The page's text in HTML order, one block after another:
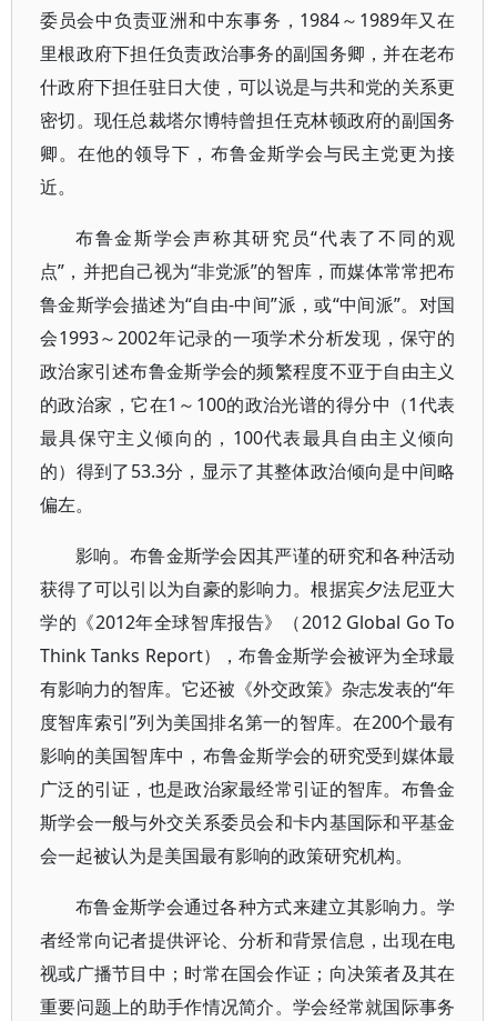
委员会中负责亚洲和中东事务，1984～1989年又在
里根政府下担任负责政治事务的副国务卿，并在老布
什政府下担任驻日大使，可以说是与共和党的关系更
密切。现任总裁塔尔博特曾担任克林顿政府的副国务
卿。在他的领导下，布鲁金斯学会与民主党更为接
近。
布鲁金斯学会声称其研究员“代表了不同的观
点”，并把自己视为“非党派”的智库，而媒体常常把布
鲁金斯学会描述为“自由-中间”派，或“中间派”。对国
会1993～2002年记录的一项学术分析发现，保守的
政治家引述布鲁金斯学会的频繁程度不亚于自由主义
的政治家，它在1～100的政治光谱的得分中（1代表
最具保守主义倾向的，100代表最具自由主义倾向
的）得到了53.3分，显示了其整体政治倾向是中间略
偏左。
影响。布鲁金斯学会因其严谨的研究和各种活动
获得了可以引以为自豪的影响力。根据宾夕法尼亚大
学的《2012年全球智库报告》（2012 Global Go To
Think Tanks Report），布鲁金斯学会被评为全球最
有影响力的智库。它还被《外交政策》杂志发表的“年
度智库索引”列为美国排名第一的智库。在200个最有
影响的美国智库中，布鲁金斯学会的研究受到媒体最
广泛的引证，也是政治家最经常引证的智库。布鲁金
斯学会一般与外交关系委员会和卡内基国际和平基金
会一起被认为是美国最有影响的政策研究机构。
布鲁金斯学会通过各种方式来建立其影响力。学
者经常向记者提供评论、分析和背景信息，出现在电
视或广播节目中；时常在国会作证；向决策者及其在
重要问题上的助手作情况简介。学会经常就国际事务